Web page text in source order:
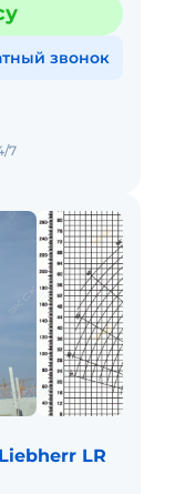
звонок
7
LR